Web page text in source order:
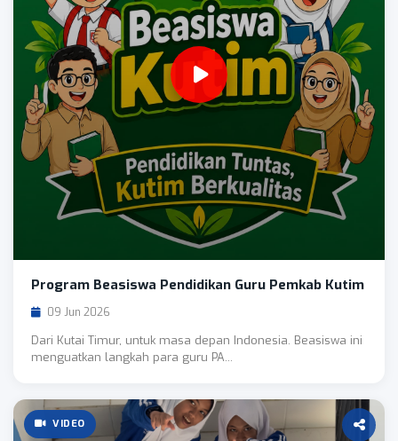
Program Beasiswa Pendidikan Guru Pemkab Kutim
09 Jun 2026
Dari Kutai Timur, untuk masa depan Indonesia. Beasiswa ini
menguatkan langkah para guru PA...
VIDEO